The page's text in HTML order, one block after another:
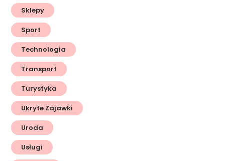
Sklepy
Sport
Technologia
Transport
Turystyka
Ukryte Zajawki
Uroda
Usługi